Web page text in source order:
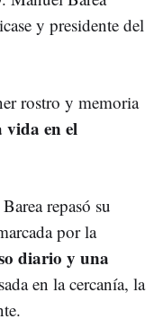
y presidente del
rostro y memoria
vida en el
repasó su
por la
diario y una
en la cercanía, la